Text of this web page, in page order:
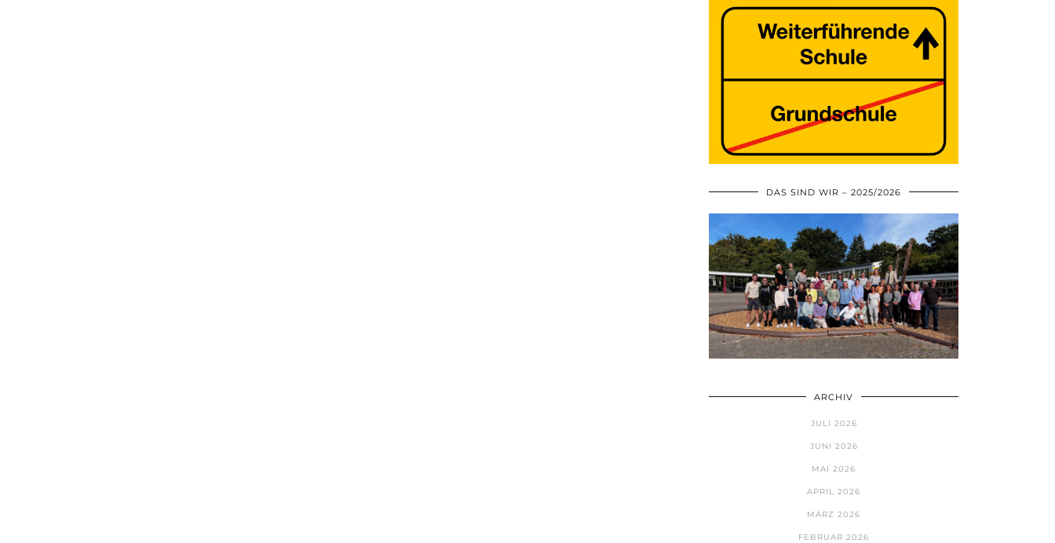
DAS SIND WIR – 2025/2026
ARCHIV
JULI 2026
JUNI 2026
MAI 2026
APRIL 2026
MÄRZ 2026
FEBRUAR 2026